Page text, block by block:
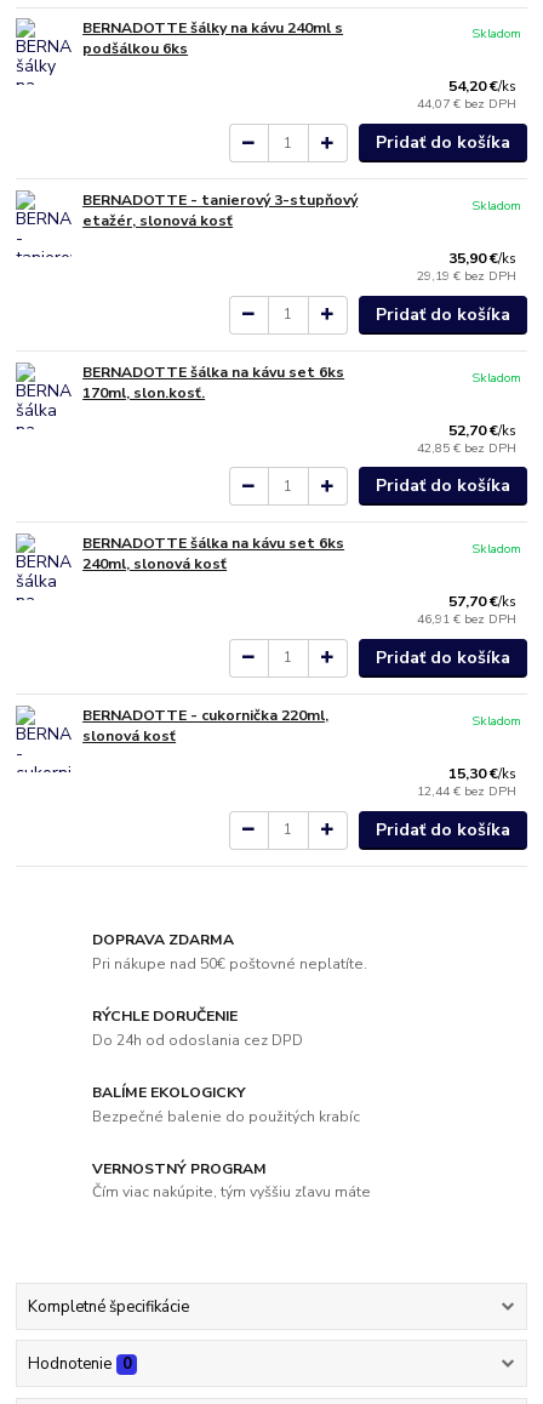
BERNADOTTE šálky na kávu 240ml s
podšálkou 6ks
54,20 €/ks
44,07 € bez DPH
Skladom
Pridať do košíka
BERNADOTTE - tanierový 3-stupňový
etažér, slonová kosť
35,90 €/ks
29,19 € bez DPH
Skladom
Pridať do košíka
BERNADOTTE šálka na kávu set 6ks
170ml, slon.kosť.
52,70 €/ks
42,85 € bez DPH
Skladom
Pridať do košíka
BERNADOTTE šálka na kávu set 6ks
240ml, slonová kosť
57,70 €/ks
46,91 € bez DPH
Skladom
Pridať do košíka
BERNADOTTE - cukornička 220ml,
slonová kosť
15,30 €/ks
12,44 € bez DPH
Skladom
Pridať do košíka
DOPRAVA ZDARMA
Pri nákupe nad 50€ poštovné neplatíte.
RÝCHLE DORUČENIE
Do 24h od odoslania cez DPD
BALÍME EKOLOGICKY
Bezpečné balenie do použitých krabíc
VERNOSTNÝ PROGRAM
Čím viac nakúpite, tým vyššiu zľavu máte
Kompletné špecifikácie
Hodnotenie 0